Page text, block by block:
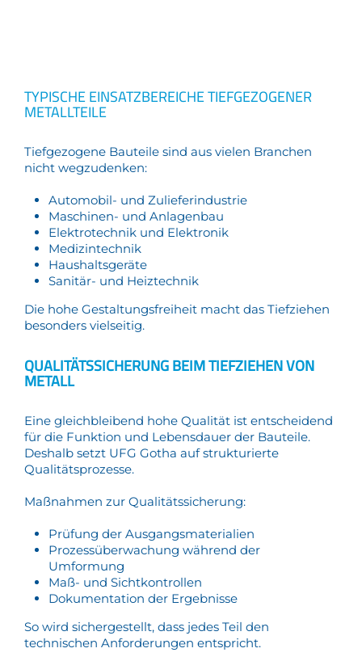
TYPISCHE EINSATZBEREICHE TIEFGEZOGENER
METALLTEILE
Tiefgezogene Bauteile sind aus vielen Branchen
nicht wegzudenken:
Automobil- und Zulieferindustrie
Maschinen- und Anlagenbau
Elektrotechnik und Elektronik
Medizintechnik
Haushaltsgeräte
Sanitär- und Heiztechnik
Die hohe Gestaltungsfreiheit macht das Tiefziehen
besonders vielseitig.
QUALITÄTSSICHERUNG BEIM TIEFZIEHEN VON
METALL
Eine gleichbleibend hohe Qualität ist entscheidend
für die Funktion und Lebensdauer der Bauteile.
Deshalb setzt UFG Gotha auf strukturierte
Qualitätsprozesse.
Maßnahmen zur Qualitätssicherung:
Prüfung der Ausgangsmaterialien
Prozessüberwachung während der
Umformung
Maß- und Sichtkontrollen
Dokumentation der Ergebnisse
So wird sichergestellt, dass jedes Teil den
technischen Anforderungen entspricht.